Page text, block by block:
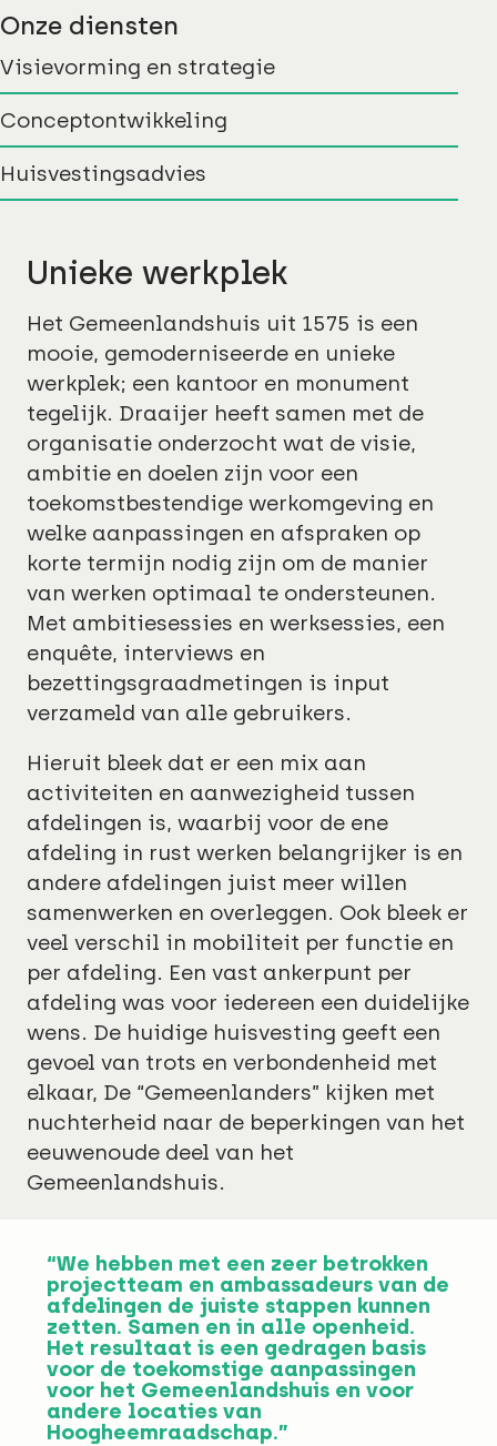
Onze diensten
Visievorming en strategie
Conceptontwikkeling
Huisvestingsadvies
Unieke werkplek
Het Gemeenlandshuis uit 1575 is een
mooie, gemoderniseerde en unieke
werkplek; een kantoor en monument
tegelijk. Draaijer heeft samen met de
organisatie onderzocht wat de visie,
ambitie en doelen zijn voor een
toekomstbestendige werkomgeving en
welke aanpassingen en afspraken op
korte termijn nodig zijn om de manier
van werken optimaal te ondersteunen.
Met ambitiesessies en werksessies, een
enquête, interviews en
bezettingsgraadmetingen is input
verzameld van alle gebruikers.
Hieruit bleek dat er een mix aan
activiteiten en aanwezigheid tussen
afdelingen is, waarbij voor de ene
afdeling in rust werken belangrijker is en
andere afdelingen juist meer willen
samenwerken en overleggen. Ook bleek er
veel verschil in mobiliteit per functie en
per afdeling. Een vast ankerpunt per
afdeling was voor iedereen een duidelijke
wens. De huidige huisvesting geeft een
gevoel van trots en verbondenheid met
elkaar, De “Gemeenlanders” kijken met
nuchterheid naar de beperkingen van het
eeuwenoude deel van het
Gemeenlandshuis.
“We hebben met een zeer betrokken
projectteam en ambassadeurs van de
afdelingen de juiste stappen kunnen
zetten. Samen en in alle openheid.
Het resultaat is een gedragen basis
voor de toekomstige aanpassingen
voor het Gemeenlandshuis en voor
andere locaties van
Hoogheemraadschap.”